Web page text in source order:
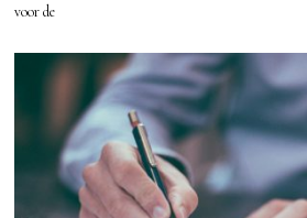
voor de